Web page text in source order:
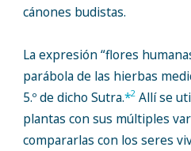
cánones budistas.
La expresión “flores
parábola de las hierbas
5.º de dicho Sutra.*2Allí se
plantas con sus múltiples
compararlas con los seres